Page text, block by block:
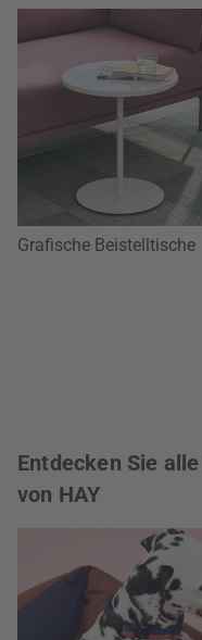
Grafische Beistelltische
Entdecken Sie
von HAY